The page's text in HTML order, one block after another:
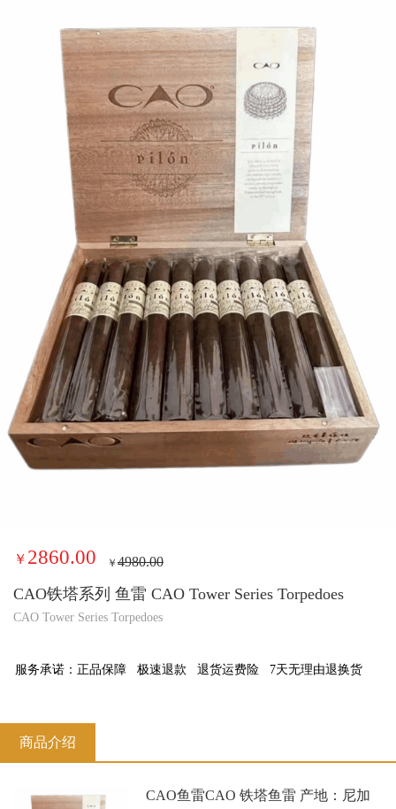
￥ 2860.00 ￥4980.00
CAO铁塔系列 鱼雷 CAO Tower Series Torpedoes
CAO Tower Series Torpedoes
服务承诺： 正品保障 极速退款 退货运费险 7天无理由退换货
商品介绍
CAO鱼雷CAO 铁塔鱼雷 产地：尼加